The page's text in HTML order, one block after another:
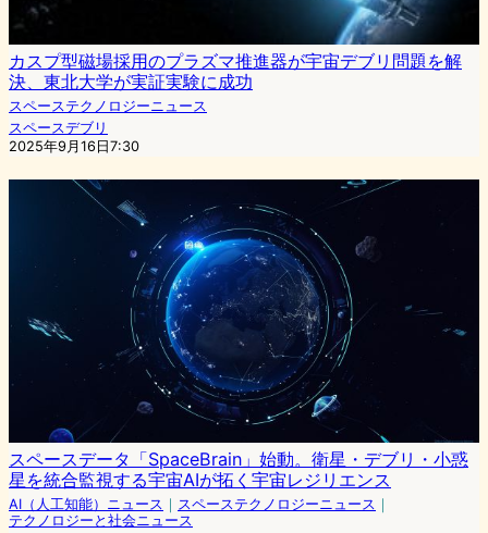
カスプ型磁場採用のプラズマ推進器が宇宙デブリ問題を解
決、東北大学が実証実験に成功
スペーステクノロジーニュース
スペースデブリ
2025年9月16日7:30
スペースデータ「SpaceBrain」始動。衛星・デブリ・小惑
星を統合監視する宇宙AIが拓く宇宙レジリエンス
AI（人工知能）ニュース ｜ スペーステクノロジーニュース ｜
テクノロジーと社会ニュース